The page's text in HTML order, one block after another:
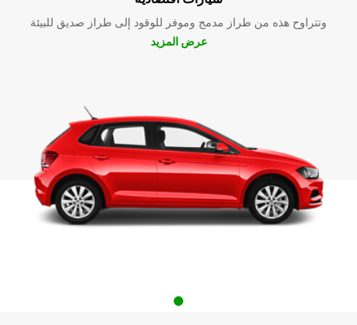
وتتراوح هذه من طراز مدمج وموفر للوقود إلى طراز صديق للبيئة
عرض المزيد